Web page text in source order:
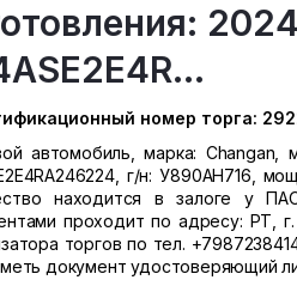
номер торга:
автомобиль, марка: Changan,
г/н: У890АН716,
находится в залоге у
проходит по адресу: РТ,
торгов по тел.
документ удостоверяющий